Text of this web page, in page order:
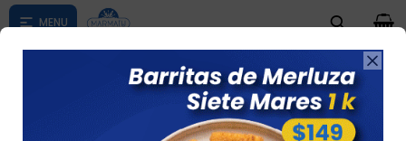

según su zona
0

Hamburguesa Dolfina Premium X 10